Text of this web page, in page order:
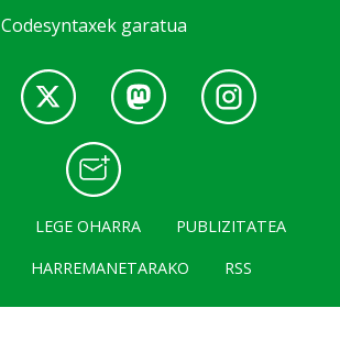
Codesyntaxek garatua
LEGE OHARRA
PUBLIZITATEA
HARREMANETARAKO RSS